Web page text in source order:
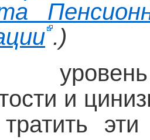
.)
уровень
и